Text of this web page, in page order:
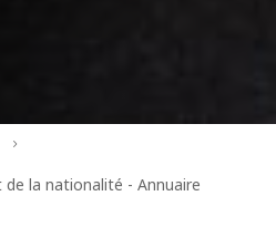
5
la nationalité - Annuaire